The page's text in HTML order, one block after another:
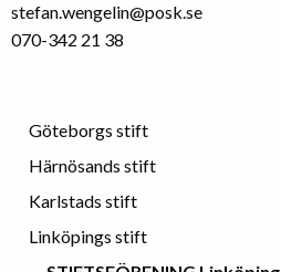
stefan.wengelin@posk.se
070-342 21 38
Göteborgs stift
Härnösands stift
Karlstads stift
Linköpings stift